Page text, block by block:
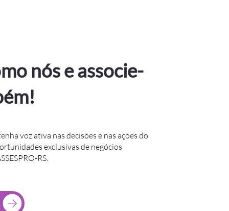
nós e associe-
voz ativa nas decisões e nas ações do
exclusivas de negócios
RS.